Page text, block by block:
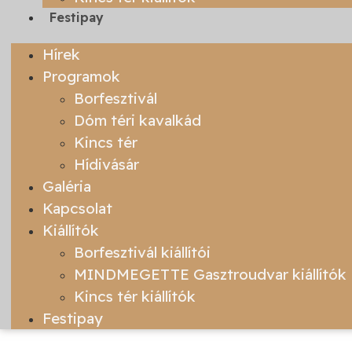
Festipay
Hírek
Programok
Borfesztivál
Dóm téri kavalkád
Kincs tér
Hídivásár
Galéria
Kapcsolat
Kiállítók
Borfesztivál kiállítói
MINDMEGETTE Gasztroudvar kiállítók
Kincs tér kiállítók
Festipay